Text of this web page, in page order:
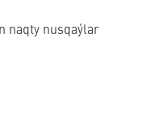
naqty nusqaýlar